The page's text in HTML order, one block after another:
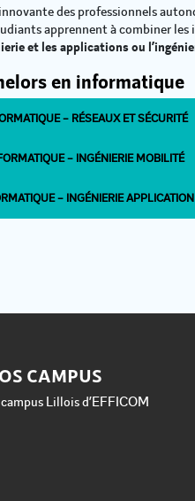
des professionnels
apprennent à combiner les
et les applications ou
en informatique
– RÉSEAUX ET SÉCURITÉ
– INGÉNIERIE MOBILITÉ
– INGÉNIERIE APPLICATION
CAMPUS
Lillois d’EFFICOM